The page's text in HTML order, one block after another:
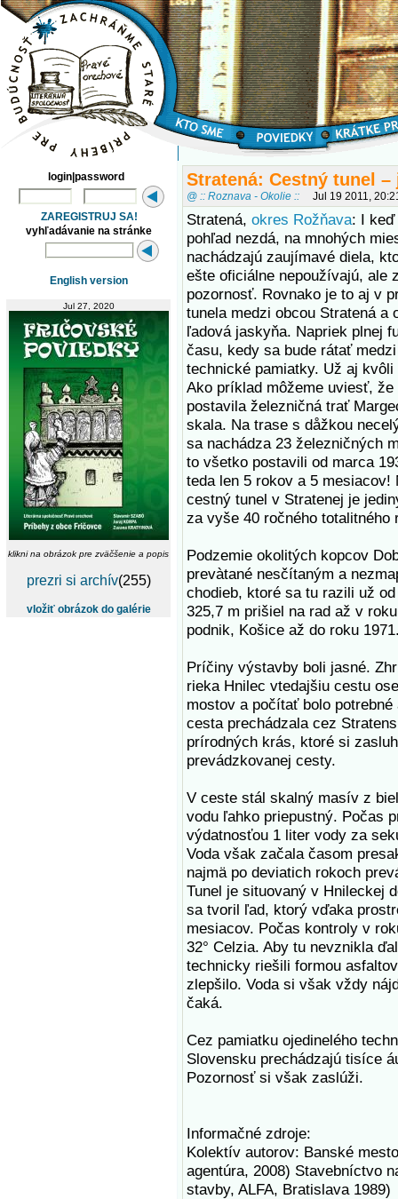
login|password
ZAREGISTRUJ SA!
vyhľadávanie na stránke
English version
Jul 27, 2020
klikni na obrázok pre zväčšenie a popis
prezri si archív(255)
vložiť obrázok do galérie
Stratená: Cestný tunel –
@ :: Roznava - Okolie :: Jul 19 2011,
Stratená, okres Rožňava: I keď
pohľad nezdá, na mnohých
nachádzajú zaujímavé diela,
ešte oficiálne nepoužívajú, ale
pozornosť. Rovnako je to aj v
tunela medzi obcou Stratená a
ľadová jaskyňa. Napriek plnej
času, kedy sa bude rátať
technické pamiatky. Už aj
Ako príklad môžeme uviesť,
postavila železničná trať
skala. Na trase s dåžkou
sa nachádza 23 železničných
to všetko postavili od marca
teda len 5 rokov a 5 mesiacov!
cestný tunel v Stratenej je
za vyše 40 ročného totalitného
Podzemie okolitých kopcov
prevàtané nesčítaným a
chodieb, ktoré sa tu razili už
325,7 m prišiel na rad až v
podnik, Košice až do roku
Príčiny výstavby boli jasné.
rieka Hnilec vtedajšiu cestu
mostov a počítať bolo
cesta prechádzala cez
prírodných krás, ktoré si
prevádzkovanej cesty.
V ceste stál skalný masív z
vodu ľahko priepustný. Počas
výdatnosťou 1 liter vody za
Voda však začala časom
najmä po deviatich rokoch
Tunel je situovaný v Hnileckej
sa tvoril ľad, ktorý vďaka
mesiacov. Počas kontroly v
32° Celzia. Aby tu nevznikla
technicky riešili formou
zlepšilo. Voda si však vždy
čaká.
Cez pamiatku ojedinelého
Slovensku prechádzajú tisíce
Pozornosť si však zaslúži.
Informačné zdroje:
Kolektív autorov: Banské
agentúra, 2008) Stavebníctvo
stavby, ALFA, Bratislava 1989)